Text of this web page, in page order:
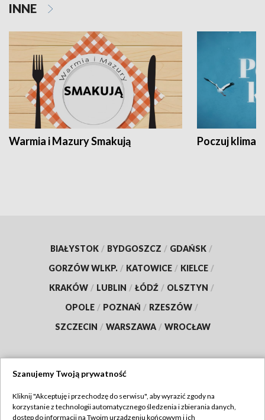
INNE
Warmia i Mazury Smakują Poczuj klimat
BIAŁYSTOK / BYDGOSZCZ / GDAŃSK /
GORZÓW WLKP. / KATOWICE / KIELCE /
KRAKÓW / LUBLIN / ŁÓDŹ / OLSZTYN /
OPOLE / POZNAŃ / RZESZÓW /
SZCZECIN / WARSZAWA / WROCŁAW
TVP
Szanujemy Twoją prywatność
Kliknij "Akceptuję i przechodzę do serwisu", aby wyrazić zgody na
korzystanie z technologii automatycznego śledzenia i zbierania danych,
dostęp do informacji na Twoim urządzeniu końcowym i ich